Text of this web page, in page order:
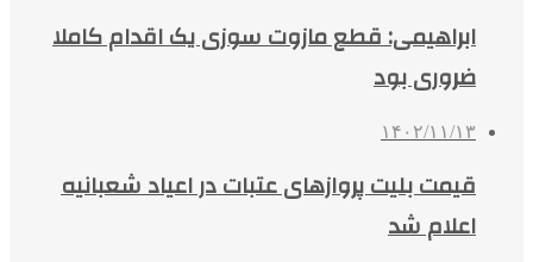
ابراهیمی: قطع مازوت سوزی یک اقدام کاملا
ضروری بود
۱۴۰۲/۱۱/۱۳
قیمت بلیت پروازهای عتبات در اعیاد شعبانیه
اعلام شد